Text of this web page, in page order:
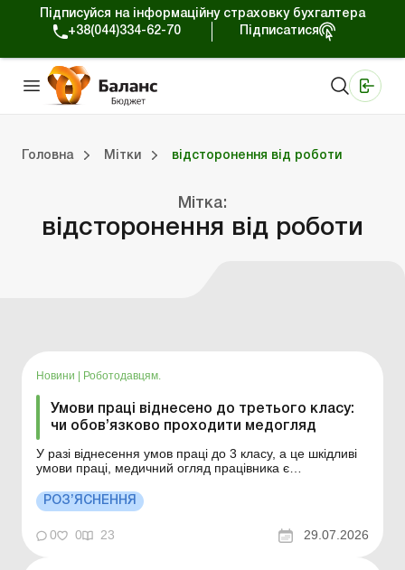
Підписуйся на інформаційну страховку бухгалтера
+38(044)334-62-70
Підписатися
Головна Мітки відсторонення від роботи
Мітка:
відсторонення від роботи
Новини Роботодавцям.
Умови праці віднесено до третього класу:
чи обов’язково проходити медогляд
У разі віднесення умов праці до 3 класу, а це шкідливі
умови праці, медичний огляд працівника є
працівника до роботи, якщо той ухиляється від
проходження медичного огляду? Більше за темою: Чи
проходити медогляд суміснику, який виконує роботи з
підв...
РОЗ’ЯСНЕННЯ
0 0 23 29.07.2026